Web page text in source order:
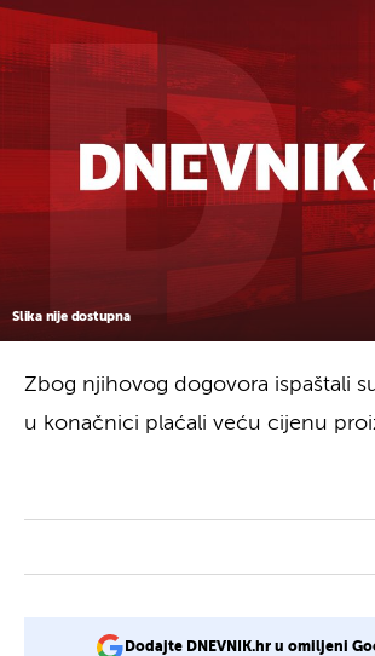
Slika nije dostupna
Zbog njihovog dogovora ispaštali
u konačnici plaćali veću cijenu
Dodajte DNEVNIK.hr u omiljeni